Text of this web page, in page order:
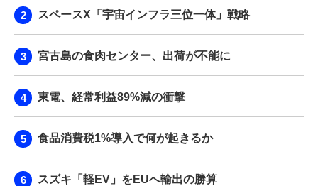
BPaaS JOURNAL
スペースX「宇宙インフラ三位一体」戦略
宮古島の食肉センター、出荷が不能に
東電、経常利益89%減の衝撃
食品消費税1%導入で何が起きるか
スズキ「軽EV」をEUへ輸出の勝算